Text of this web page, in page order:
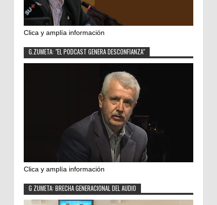
Clica y amplía información
G.ZUMETA: "EL PODCAST GENERA DESCONFIANZA"
Clica y amplía información
G ZUMETA: BRECHA GENERACIONAL DEL AUDIO